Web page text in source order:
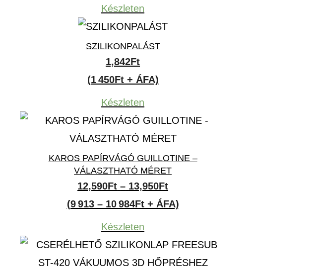
Készleten
SZILIKONPALÁST
1,842Ft
(1 450Ft + ÁFA)
Készleten
KAROS PAPÍRVÁGÓ GUILLOTINE –
VÁLASZTHATÓ MÉRET
12,590Ft – 13,950FtÁrtartomány:
12,590Ft
13,950Ft
(9 913 – 10 984Ft + ÁFA)
Készleten